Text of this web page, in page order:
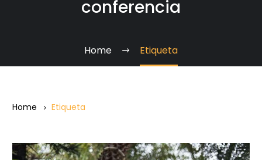
conferencia
Home Etiqueta
Home Etiqueta
Siete